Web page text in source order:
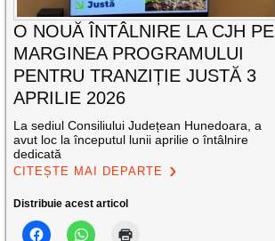
O NOUĂ ÎNTÂLNIRE LA CJH PE
MARGINEA PROGRAMULUI
PENTRU TRANZIȚIE JUSTĂ 3
APRILIE 2026
La sediul Consiliului Județean Hunedoara, a
avut loc la începutul lunii aprilie o întâlnire
dedicată
CITEȘTE MAI DEPARTE
Distribuie acest articol